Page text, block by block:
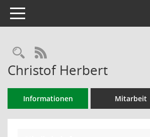
Toggle navigation
Rechercheauswahl
RSS-Feed
Christof Herbert
Informationen Mitarbeit